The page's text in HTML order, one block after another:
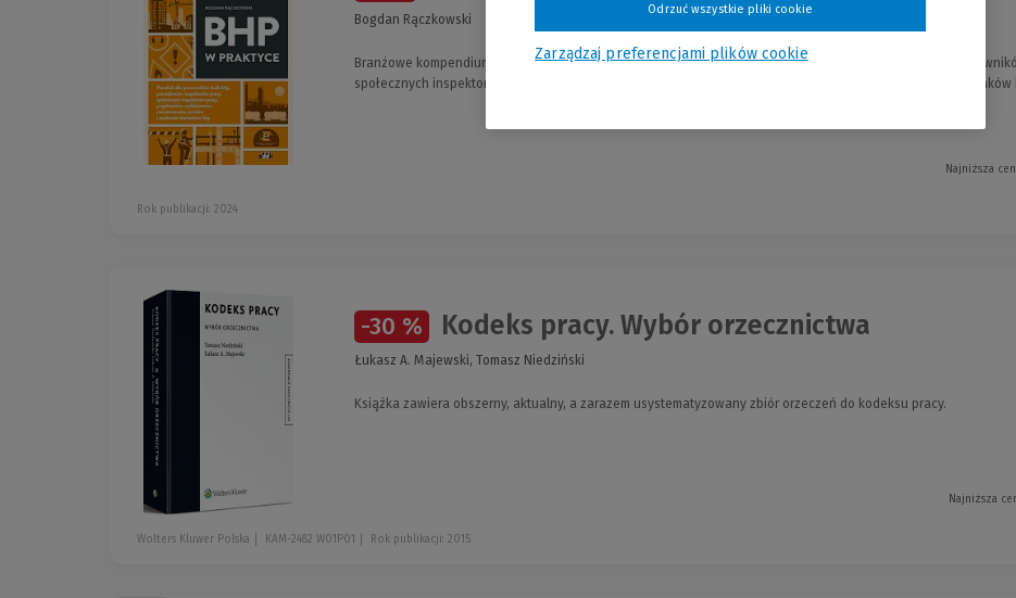
Bogdan Rączkowski
Branżowe kompendium - uwzględnia zmiany w licznych przepisach i Polskich Normach. Poradnik dla:
społecznych inspektorów pracy, projektantów, wykładowców, rzeczoznawców, uczniów, i studentów kierunków
Najniższa
Rok publikacji: 2024
-30 % Kodeks pracy. Wybór orzecznictwa
Łukasz A. Majewski, Tomasz Niedziński
Książka zawiera obszerny, aktualny, a zarazem usystematyzowany zbiór orzeczeń do kodeksu pracy.
Najniższa
Wolters Kluwer Polska KAM-2482 W01P01 Rok publikacji: 2015
Zarządzaj preferencjami plików cookie
Odrzuć wszystkie pliki cookie